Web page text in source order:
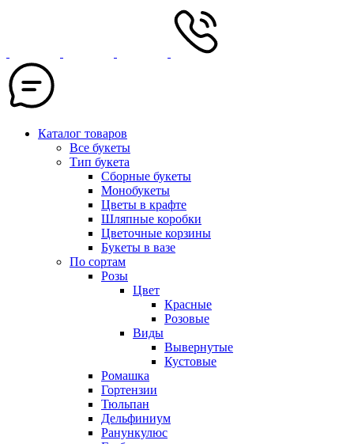
Каталог товаров
Все букеты
Тип букета
Сборные букеты
Монобукеты
Цветы в крафте
Шляпные коробки
Цветочные корзины
Букеты в вазе
По сортам
Розы
Цвет
Красные
Розовые
Виды
Вывернутые
Кустовые
Ромашка
Гортензии
Тюльпан
Дельфиниум
Ранункулюс